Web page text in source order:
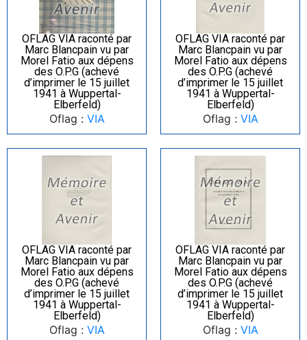
OFLAG VIA raconté par
Marc Blancpain vu par
Morel Fatio aux dépens
des O.P.G (achevé
d’imprimer le 15 juillet
1941 à Wuppertal-
Elberfeld)
Oflag : VIA
OFLAG VIA raconté par
Marc Blancpain vu par
Morel Fatio aux dépens
des O.P.G (achevé
d’imprimer le 15 juillet
1941 à Wuppertal-
Elberfeld)
Oflag : VIA
OFLAG VIA raconté par
Marc Blancpain vu par
Morel Fatio aux dépens
des O.P.G (achevé
d’imprimer le 15 juillet
1941 à Wuppertal-
Elberfeld)
Oflag : VIA
OFLAG VIA raconté par
Marc Blancpain vu par
Morel Fatio aux dépens
des O.P.G (achevé
d’imprimer le 15 juillet
1941 à Wuppertal-
Elberfeld)
Oflag : VIA